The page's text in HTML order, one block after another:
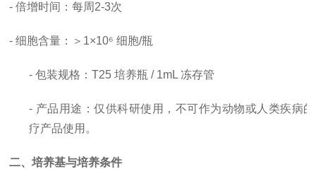
-倍增时间 ：每周 2-3次
- 细胞含量：＞1×10⁶ 细胞/瓶
- 包装规格：T25 培养瓶 / 1mL 冻存管
- 产品用途：仅供科研使用， 不可作为动物或人类疾病
疗产品使用。
二、培养基与培养条件